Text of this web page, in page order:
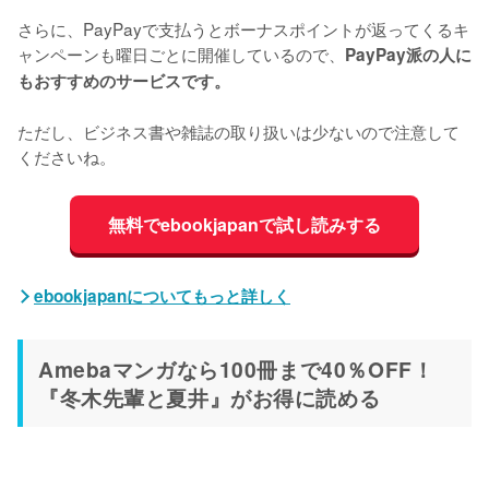
さらに、PayPayで支払うとボーナスポイントが返ってくるキ
ャンペーンも曜日ごとに開催しているので、 PayPay派の人に
もおすすめのサービスです。
ただし、ビジネス書や雑誌の取り扱いは少ないので注意して
くださいね。
無料でebookjapanで試し読みする
ebookjapanについてもっと詳しく
Amebaマンガなら100冊まで40％OFF！
『冬木先輩と夏井』がお得に読める